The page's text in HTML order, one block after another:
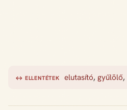
↔ ELLENTÉTEK elutasító,gyűlölő,